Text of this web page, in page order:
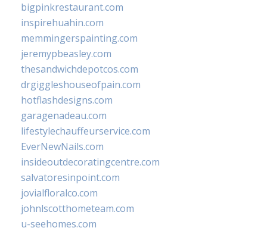
bigpinkrestaurant.com
inspirehuahin.com
memmingerspainting.com
jeremypbeasley.com
thesandwichdepotcos.com
drgiggleshouseofpain.com
hotflashdesigns.com
garagenadeau.com
lifestylechauffeurservice.com
EverNewNails.com
insideoutdecoratingcentre.com
salvatoresinpoint.com
jovialfloralco.com
johnlscotthometeam.com
u-seehomes.com